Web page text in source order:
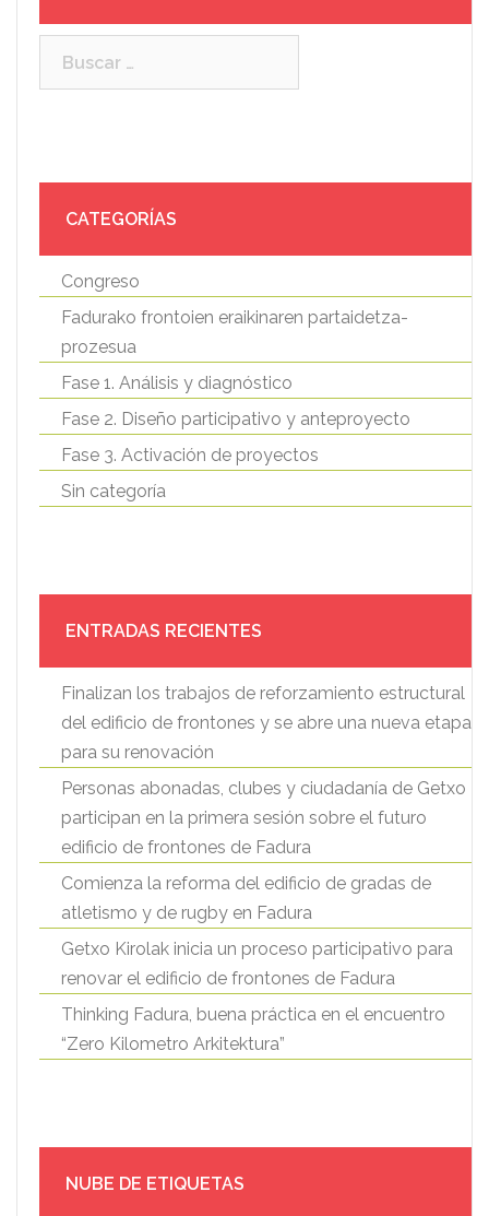
CATEGORÍAS
Congreso
Fadurako frontoien eraikinaren partaidetza-
prozesua
Fase 1. Análisis y diagnóstico
Fase 2. Diseño participativo y anteproyecto
Fase 3. Activación de proyectos
Sin categoría
ENTRADAS RECIENTES
Finalizan los trabajos de reforzamiento estructural
del edificio de frontones y se abre una nueva etapa
para su renovación
Personas abonadas, clubes y ciudadanía de Getxo
participan en la primera sesión sobre el futuro
edificio de frontones de Fadura
Comienza la reforma del edificio de gradas de
atletismo y de rugby en Fadura
Getxo Kirolak inicia un proceso participativo para
renovar el edificio de frontones de Fadura
Thinking Fadura, buena práctica en el encuentro
“Zero Kilometro Arkitektura”
NUBE DE ETIQUETAS